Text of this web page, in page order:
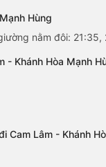
Hùng
nằm đôi:
- Khánh Hòa Mạnh
Cam Lâm - Khánh